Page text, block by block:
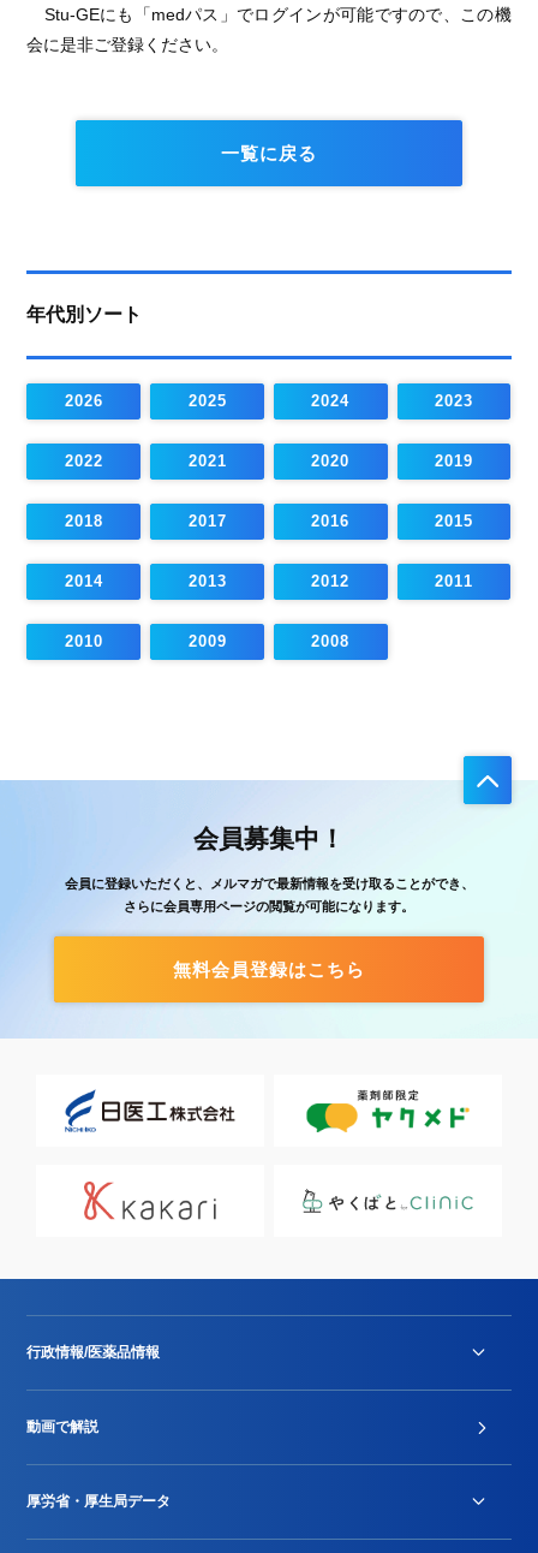
Stu-GEにも「medパス」でログインが可能ですので、この機
会に是非ご登録ください。
一覧に戻る
年代別ソート
2026 2025 2024 2023
2022 2021 2020 2019
2018 2017 2016 2015
2014 2013 2012 2011
2010 2009 2008
会員募集中！
会員に登録いただくと、メルマガで最新情報を受け取ることができ、
さらに会員専用ページの閲覧が可能になります。
無料会員登録はこちら
行政情報/医薬品情報
Stu-GEレポート
動画で解説
厚労省・厚生局データ